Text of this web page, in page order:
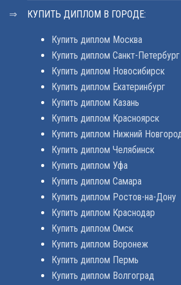
КУПИТЬ ДИПЛОМ В ГОРОДЕ:
Купить диплом Москва
Купить диплом Санкт-Петербург
Купить диплом Новосибирск
Купить диплом Екатеринбург
Купить диплом Казань
Купить диплом Красноярск
Купить диплом Нижний
Купить диплом Челябинск
Купить диплом Уфа
Купить диплом Самара
Купить диплом Ростов-на-Дону
Купить диплом Краснодар
Купить диплом Омск
Купить диплом Воронеж
Купить диплом Пермь
Купить диплом Волгоград